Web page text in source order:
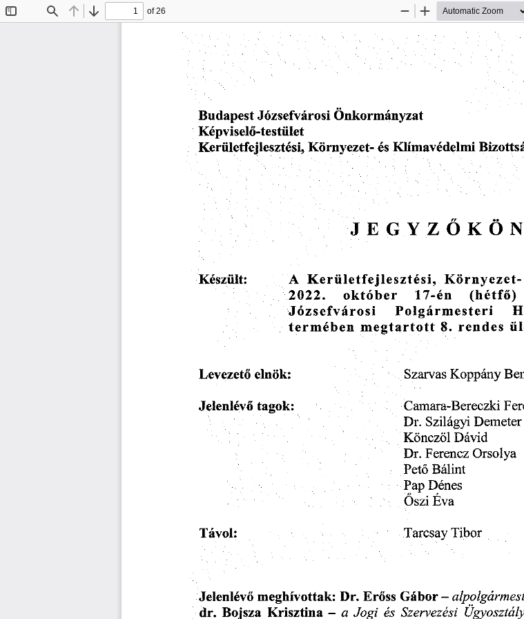
Find Previous
Next
of 26
Zoom
Zoom
Budapest Józsefvárosi Önkormányzat
Képviselő-testület
Kerületfejlesztési, Környezet- és Klímavédelmi
Készült: A Kerületfejlesztési, Környezet-
2022.
október 17-én (hétfő)
Józsefvárosi
Polgármesteri
termében megtartott 8. rendes
Levezető elnök: Szarvas Koppány
Jelenlévő tagok: Camara-Bereczki
Dr. Szilágyi Demeter
Könczöl Dávid
Dr. Ferencz Orsolya
Pető Bálint
Pap Dénes
Őszi Éva
Távol: Tarcsay Tibor
Jelenlévő meghívottak: Dr. Erőss Gábor-
dr. Bojsza Krisztina - a Jogi és Szervezési